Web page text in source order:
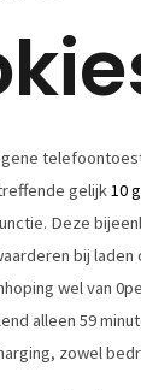
gelijk10
Deze
bij laden
wel van
alleen 59
zowel